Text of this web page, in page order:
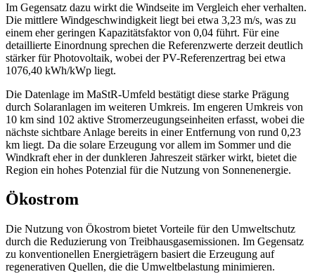
Im Gegensatz dazu wirkt die Windseite im Vergleich eher verhalten.
Die mittlere Windgeschwindigkeit liegt bei etwa 3,23 m/s, was zu
einem eher geringen Kapazitätsfaktor von 0,04 führt. Für eine
detaillierte Einordnung sprechen die Referenzwerte derzeit deutlich
stärker für Photovoltaik, wobei der PV-Referenzertrag bei etwa
1076,40 kWh/kWp liegt.
Die Datenlage im MaStR-Umfeld bestätigt diese starke Prägung
durch Solaranlagen im weiteren Umkreis. Im engeren Umkreis von
10 km sind 102 aktive Stromerzeugungseinheiten erfasst, wobei die
nächste sichtbare Anlage bereits in einer Entfernung von rund 0,23
km liegt. Da die solare Erzeugung vor allem im Sommer und die
Windkraft eher in der dunkleren Jahreszeit stärker wirkt, bietet die
Region ein hohes Potenzial für die Nutzung von Sonnenenergie.
Ökostrom
Die Nutzung von Ökostrom bietet Vorteile für den Umweltschutz
durch die Reduzierung von Treibhausgasemissionen. Im Gegensatz
zu konventionellen Energieträgern basiert die Erzeugung auf
regenerativen Quellen, die die Umweltbelastung minimieren.